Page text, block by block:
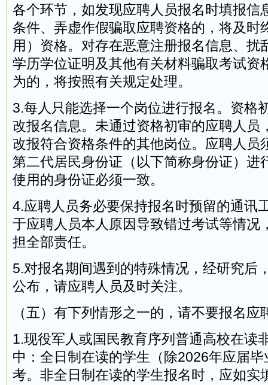
各个环节，如发现应聘人员报名时填报信
条件、弄虚作假骗取应聘资格的，将及时
用）资格。对存在恶意注册报名信息、扰
学历学位证明及其他有关材料骗取考试资
为的，将按照有关规定处理。
3.每人只能选择一个岗位进行报名。资格
改报名信息。未通过资格初审的应聘人员
改报符合资格条件的其他岗位。应聘人员
第二代居民身份证（以下简称身份证）进
使用的身份证必须一致。
4.应聘人员务必要保持报名时预留的通讯
于应聘人员本人原因导致错过考试等情况
担全部责任。
5.对报名期间遇到的特殊情况，经研究后
公布，请应聘人员及时关注。
（五）有下列情形之一的，请不要报名应
1.现役军人或国民教育序列普通高校在读
中：全日制在读的学生（除2026年应届
考。非全日制在读的学生报名时，应如实